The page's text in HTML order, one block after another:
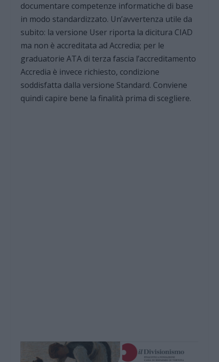
documentare competenze informatiche di base
in modo standardizzato. Un’avvertenza utile da
subito: la versione User riporta la dicitura CIAD
ma non è accreditata ad Accredia; per le
graduatorie ATA di terza fascia l’accreditamento
Accredia è invece richiesto, condizione
soddisfatta dalla versione Standard. Conviene
quindi capire bene la finalità prima di scegliere.